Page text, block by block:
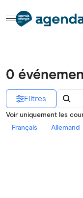
0
Filtres
Voir uniquement les
Français
Allemand